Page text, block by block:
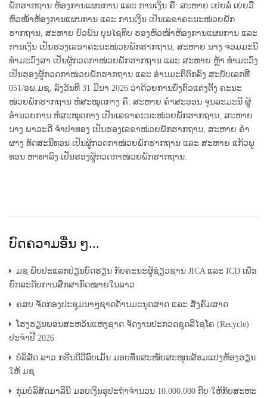
ພັກຮາກຖານ ຫ້ອງການແຜນການ ແລະ ການເງິນ ຄື: ສະຫາຍ ເຢຍລໍ່ ເຍ່ຍວື
ຫົວໜ້າຫ້ອງການແຜນການ ແລະ ການເງິນ ເປັນເລຂາຄະນະໜ່ວຍພັກ
ຮາກຖານ, ສະຫາຍ ບົວພັນ ບຸນໄຊທິບ ຮອງຫົວໜ້າຫ້ອງການແຜນການ ແລະ
ການເງິນ ເປັນຮອງເລຂາຄະນະໜ່ວຍພັກຮາກຖານ, ສະຫາຍ ນາງ ຈອມມະນີ
ທໍາມະວົງສາ ເປັນຜູ້ກວດກາໜ່ວຍພັກຮາກຖານ ແລະ ສະຫາຍ ຫຼ້າ ທໍາມະວົງ
ເປັນຮອງຜູ້ກວດກາໜ່ວຍພັກຮາກຖານ ແລະ ອ່ານມະຕິຕົກລົງ ສະບັບເລກທີ
051/ອພ.ມຊ, ລົງວັນທີ 31 ມີນາ 2026 ວ່າດ້ວຍການບົ່ງຕົວແຕ່ງຕັ້ງ ຄະນະ
ໜ່ວຍພັກຮາກຖານ ຫໍສະໝຸດກາງ ຄື: ສະຫາຍ ຄໍາສະອອນ ຈຸນລະມະນີ ຜູ້
ອໍານວຍການ ຫໍສະໝຸດກາງ ເປັນເລຂາຄະນະໜ່ວຍພັກຮາກຖານ, ສະຫາຍ
ນາງ ພາວະດີ ຈໍາປາທອງ ເປັນຮອງເລຂາໜ່ວຍພັກຮາກຖານ, ສະຫາຍ ຄໍາ
ຜາງ ທັດສະນີທອນ ເປັນຜູ້ກວດກາໜ່ວຍພັກຮາກຖານ ແລະ ສະຫາຍ ແກ້ວພູ
ທອນ ຫາທາລົງ ເປັນຮອງຜູ້ກວດກາໜ່ວຍພັກຮາກຖານ.
ບົດຄວາມອື່ນ ໆ...
ມຊ ພົບປະແລກປ່ຽນບົດຮຽນ ກັບຄະນະຜູ້ຊ່ຽວຊານ JICA ແລະ ICD ເພື່ອ
ຍົກລະດັບການສຶກສາກົດໝາຍໃນລາວ
ຄສບ ຈັດກອງປະຊຸມນາໆຊາດດ້ານມະນຸດສາດ ແລະ ສັງຄົມສາດ
ໂຮງຮຽນພອນສະຫວັນແຫ່ງຊາດ ຈັດງານປະກວດຊຸດລີໄຊໂຄ (Recycle)
ປະຈຳປີ 2026
ບໍລິສັດ ລາວ ກຣີນດີວີລົບເມັ້ນ ມອບທືນສະໜັບສະໜູນສ້ອມແປງຫ້ອງຮຽນ
ໃຫ້ ມຊ
ກຸ່ມບໍລິສັດມາລີນີ ມອບເງິນອຸປະຖຳຈຳນວນ 10.000.000 ກີບ ໃຫ້ກັບສະຫະ